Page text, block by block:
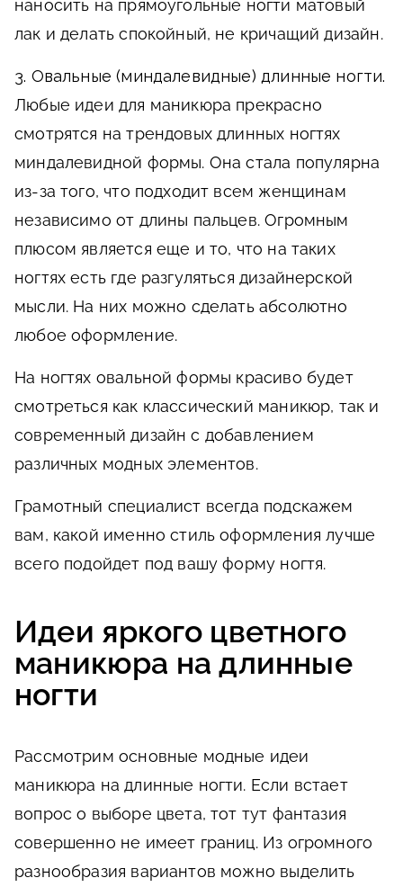
наносить на прямоугольные ногти матовый
лак и делать спокойный, не кричащий дизайн.
3. Овальные (миндалевидные) длинные ногти.
Любые идеи для маникюра прекрасно
смотрятся на трендовых длинных ногтях
миндалевидной формы. Она стала популярна
из-за того, что подходит всем женщинам
независимо от длины пальцев. Огромным
плюсом является еще и то, что на таких
ногтях есть где разгуляться дизайнерской
мысли. На них можно сделать абсолютно
любое оформление.
На ногтях овальной формы красиво будет
смотреться как классический маникюр, так и
современный дизайн с добавлением
различных модных элементов.
Грамотный специалист всегда подскажем
вам, какой именно стиль оформления лучше
всего подойдет под вашу форму ногтя.
Идеи яркого цветного
маникюра на длинные
ногти
Рассмотрим основные модные идеи
маникюра на длинные ногти. Если встает
вопрос о выборе цвета, тот тут фантазия
совершенно не имеет границ. Из огромного
разнообразия вариантов можно выделить